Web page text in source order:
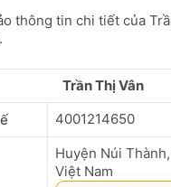
thông tin chi tiết của
Trần Thị Vân
4001214650
Huyện Núi
Việt Nam